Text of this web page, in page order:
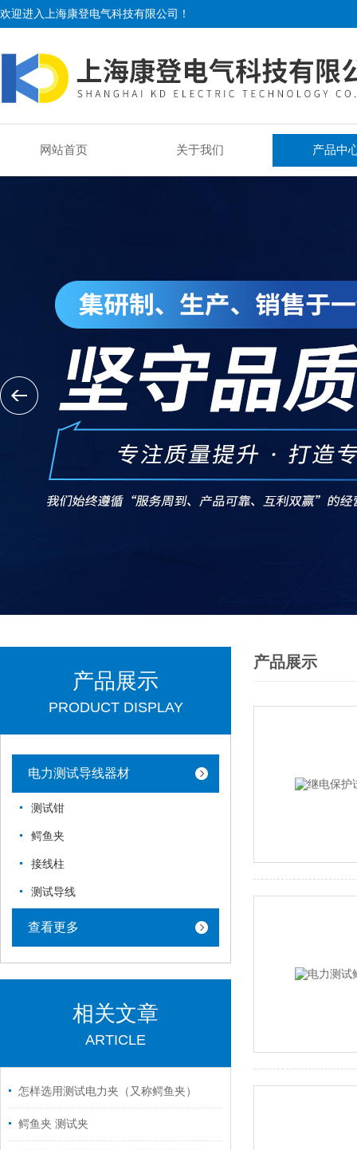
欢迎进入上海康登电气科技有限公司！
网站首页 关于我们 产品中
产品展示
PRODUCT DISPLAY
电力测试导线器材
测试钳
鳄鱼夹
接线柱
测试导线
查看更多
相关文章
ARTICLE
怎样选用测试电力夹（又称鳄鱼夹）
鳄鱼夹 测试夹
产品展示